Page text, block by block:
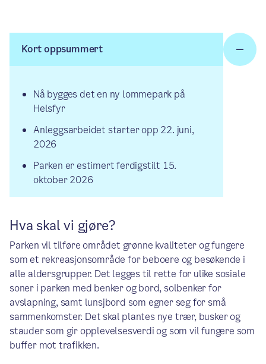
Kort oppsummert
Nå bygges det en ny lommepark på
Helsfyr
Anleggsarbeidet starter opp 22. juni,
2026
Parken er estimert ferdigstilt 15.
oktober 2026
Hva skal vi gjøre?
Parken vil tilføre området grønne kvaliteter og fungere
som et rekreasjonsområde for beboere og besøkende i
alle aldersgrupper. Det legges til rette for ulike sosiale
soner i parken med benker og bord, solbenker for
avslapning, samt lunsjbord som egner seg for små
sammenkomster. Det skal plantes nye trær, busker og
stauder som gir opplevelsesverdi og som vil fungere som
buffer mot trafikken.